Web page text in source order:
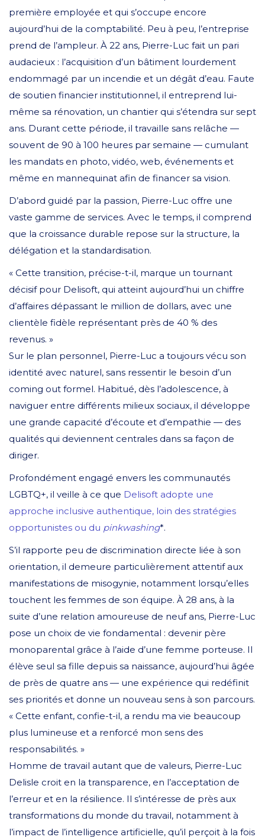
première employée et qui s’occupe encore
aujourd’hui de la comptabilité. Peu à peu, l’entreprise
prend de l’ampleur. À 22 ans, Pierre-Luc fait un pari
audacieux : l’acquisition d’un bâtiment lourdement
endommagé par un incendie et un dégât d’eau. Faute
de soutien financier institutionnel, il entreprend lui-
même sa rénovation, un chantier qui s’étendra sur sept
ans. Durant cette période, il travaille sans relâche —
souvent de 90 à 100 heures par semaine — cumulant
les mandats en photo, vidéo, web, événements et
même en mannequinat afin de financer sa vision.
D’abord guidé par la passion, Pierre-Luc offre une
vaste gamme de services. Avec le temps, il comprend
que la croissance durable repose sur la structure, la
délégation et la standardisation.
« Cette transition, précise-t-il, marque un tournant
décisif pour Delisoft, qui atteint aujourd’hui un chiffre
d’affaires dépassant le million de dollars, avec une
clientèle fidèle représentant près de 40 % des
revenus. »
Sur le plan personnel, Pierre-Luc a toujours vécu son
identité avec naturel, sans ressentir le besoin d’un
coming out formel. Habitué, dès l’adolescence, à
naviguer entre différents milieux sociaux, il développe
une grande capacité d’écoute et d’empathie — des
qualités qui deviennent centrales dans sa façon de
diriger.
Profondément engagé envers les communautés
LGBTQ+, il veille à ce que Delisoft adopte une
approche inclusive authentique, loin des stratégies
opportunistes ou du pinkwashing*.
S’il rapporte peu de discrimination directe liée à son
orientation, il demeure particulièrement attentif aux
manifestations de misogynie, notamment lorsqu’elles
touchent les femmes de son équipe. À 28 ans, à la
suite d’une relation amoureuse de neuf ans, Pierre-Luc
pose un choix de vie fondamental : devenir père
monoparental grâce à l’aide d’une femme porteuse. Il
élève seul sa fille depuis sa naissance, aujourd’hui âgée
de près de quatre ans — une expérience qui redéfinit
ses priorités et donne un nouveau sens à son parcours.
« Cette enfant, confie-t-il, a rendu ma vie beaucoup
plus lumineuse et a renforcé mon sens des
responsabilités. »
Homme de travail autant que de valeurs, Pierre-Luc
Delisle croit en la transparence, en l’acceptation de
l’erreur et en la résilience. Il s’intéresse de près aux
transformations du monde du travail, notamment à
l’impact de l’intelligence artificielle, qu’il perçoit à la fois